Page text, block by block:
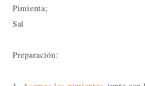
Pimienta;
Sal
Preparación: